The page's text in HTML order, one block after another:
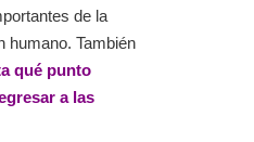
de la
humano. También
qué punto
a las